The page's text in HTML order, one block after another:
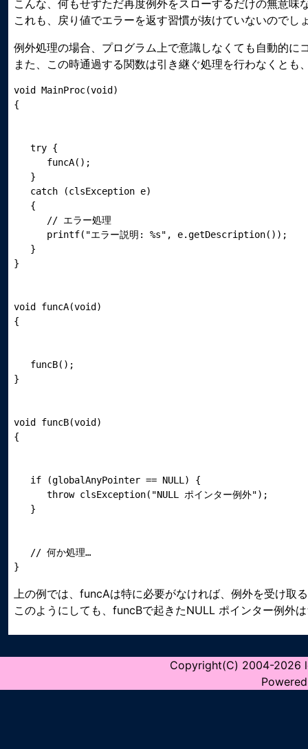
こんな、何もせずただ再度例外をスローするだけの無意
これも、戻り値でエラーを返す習慣が抜けていないのでし
例外処理の場合、プログラム上で意識しなくても自動的に
また、この時通過する関数は引き継ぐ処理を行わなくとも
void MainProc(void)
   try {
      funcA();
   }
   catch (clsException e)
   {
      // エラー処理
      printf("エラー説明: %s", e.getDescription());
   }
void funcA(void)
   funcB();
void funcB(void)
   if (globalAnyPointer == NULL) {
      throw clsException("NULL ポインター例外");
   // 何か処理…
上の例では、funcAは特に必要がなければ、例外を受け取
このようにしても、funcBで起きたNULL ポインター例外
Copyright(C) 2004-2026